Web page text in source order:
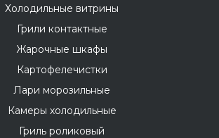
Холодильные витрины
Грили контактные
Жарочные шкафы
Картофелечистки
Лари морозильные
Камеры холодильные
Гриль роликовый